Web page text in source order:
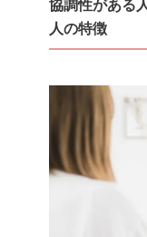
協調性がある
人の特徴